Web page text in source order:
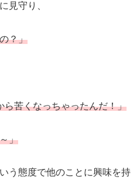
見守り、
？」
ら苦くなっちゃったんだ！」
」
う態度で他のことに興味を持